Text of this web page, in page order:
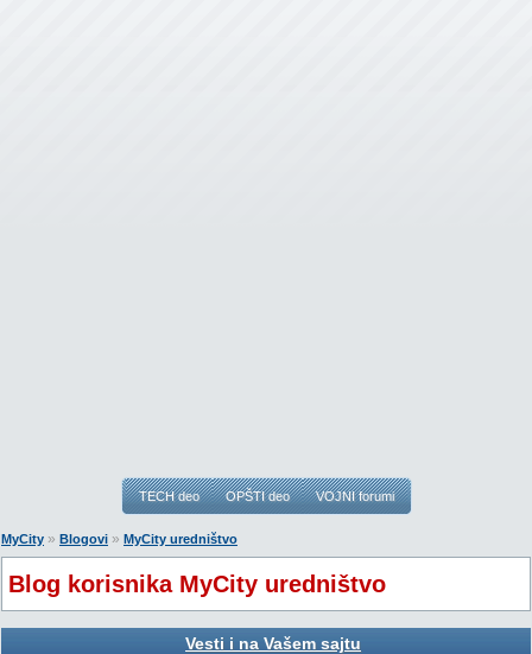
TECH deo OPŠTI deo VOJNI forumi
MyCity » Blogovi » MyCity uredništvo
Blog korisnika MyCity uredništvo
Vesti i na Vašem sajtu